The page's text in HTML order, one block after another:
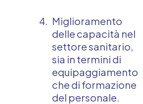
Miglioramento
delle capacità nel
settore sanitario,
sia in termini di
equipaggiamento
che di formazione
del personale.